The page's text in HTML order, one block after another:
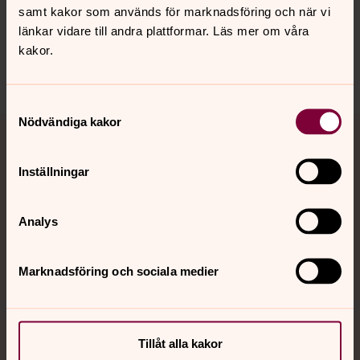
samt kakor som används för marknadsföring och när vi
länkar vidare till andra plattformar. Läs mer om våra
kakor.
Nödvändiga kakor
Inställningar
Analys
Marknadsföring och sociala medier
Tillåt alla kakor
innehåll?
gbg.begravningssamfallighet@svenskakyrkan.se
Tillbaka till toppen
Tillbaka till innehållet
Kalender
Hitta snabbt